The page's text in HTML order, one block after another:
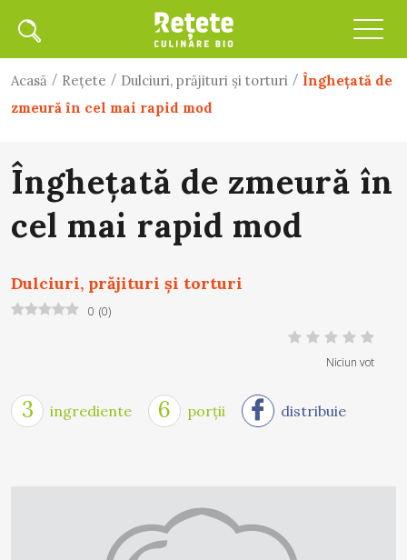
Acasă / Rețete / Dulciuri, prăjituri și torturi / Înghețată de
zmeură în cel mai rapid mod
Înghețată de zmeură în
cel mai rapid mod
Dulciuri, prăjituri și torturi
0 (0)
Niciun vot
3 ingrediente 6 porții distribuie